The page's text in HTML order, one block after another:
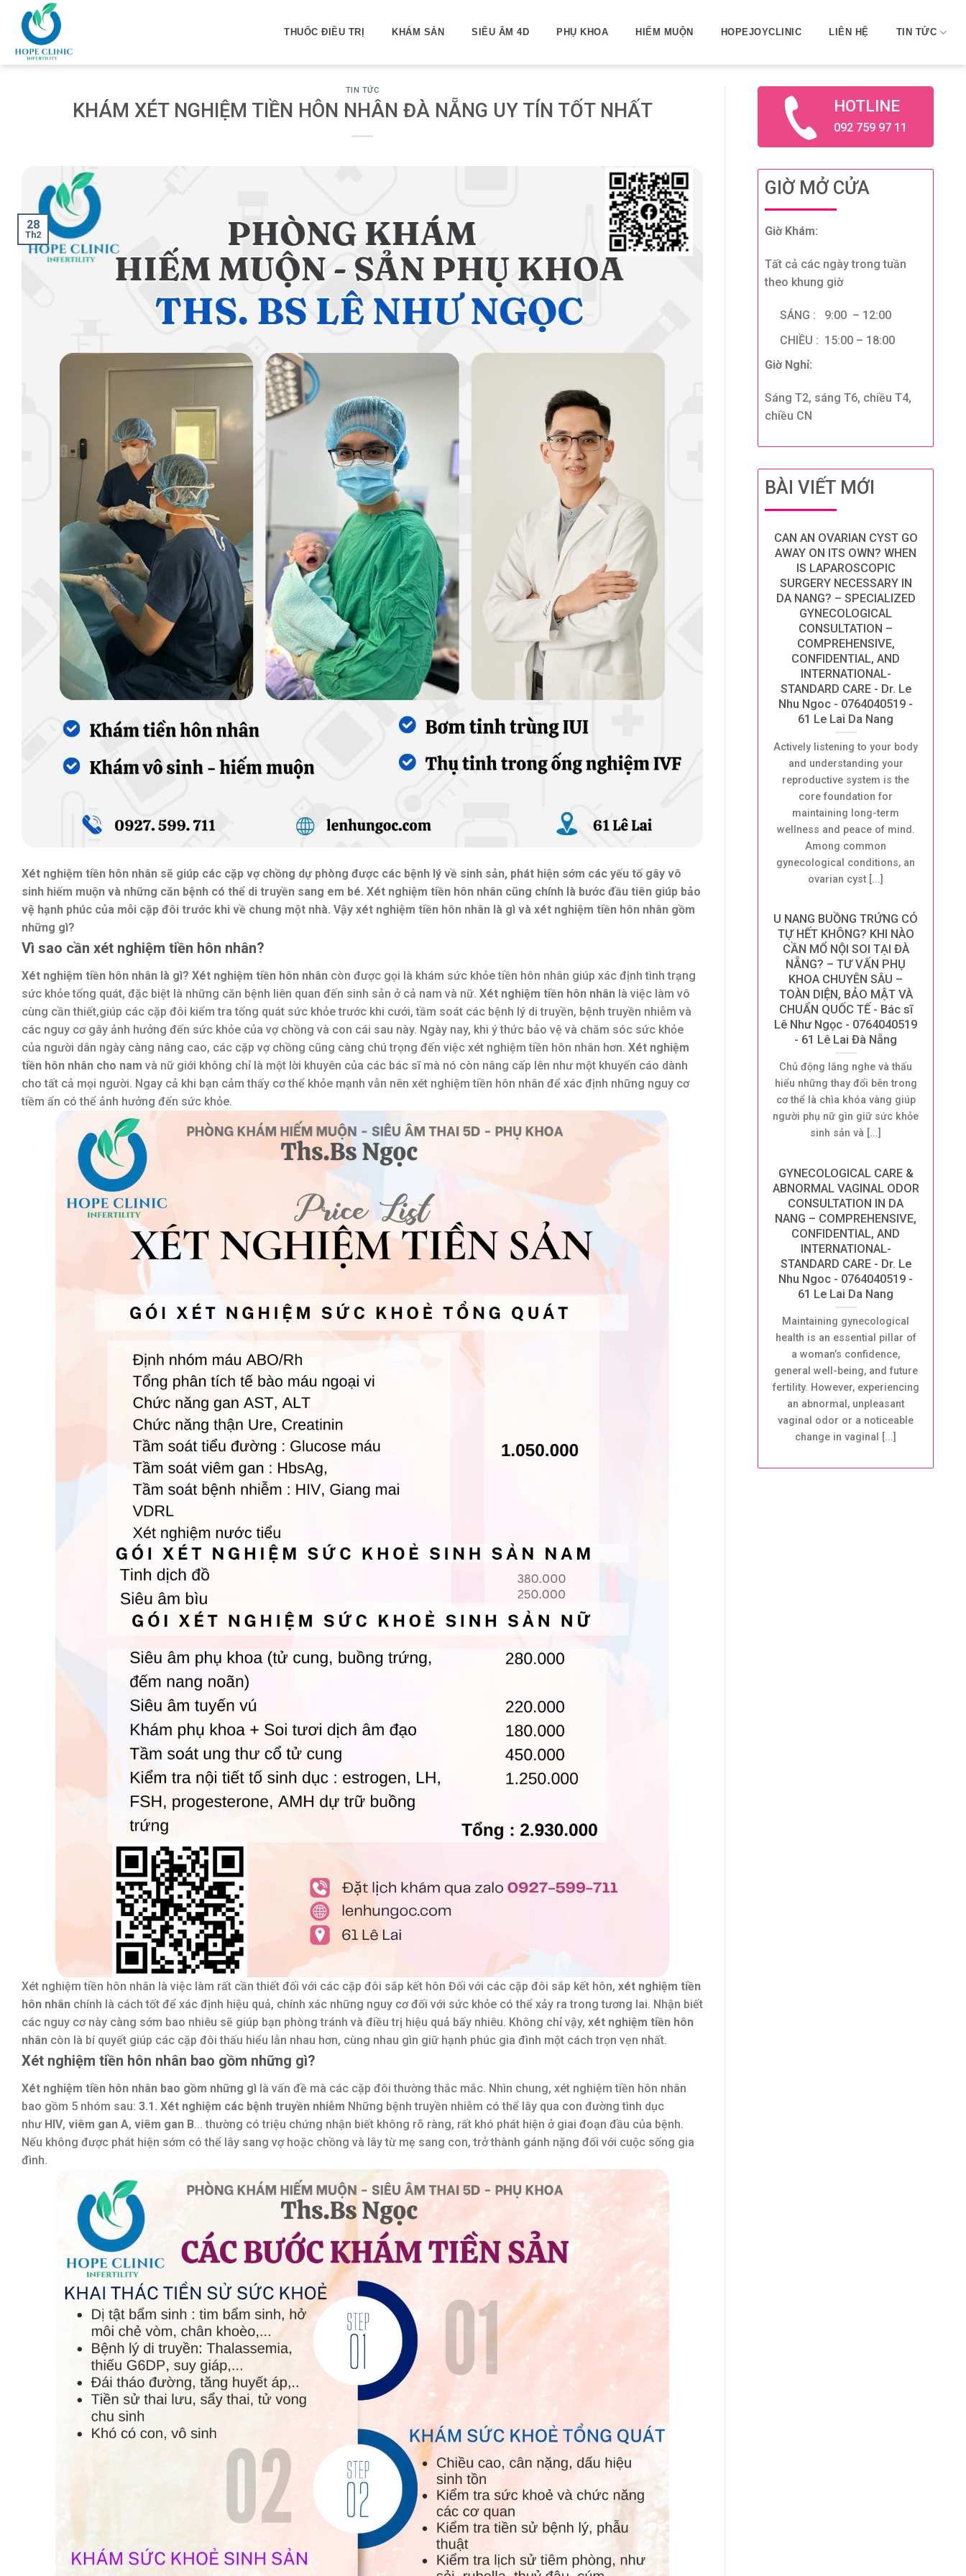
content
THUỐC ĐIỀU TRỊ KHÁM SẢN SIÊU ÂM 4D PHỤ KHOA HIẾM MUỘN HOPEJOYCLINIC LIÊN HỆ TIN TỨC
TIN TỨC
KHÁM XÉT NGHIỆM TIỀN HÔN NHÂN ĐÀ NẴNG UY TÍN TỐT NHẤT
28
Th2
Xét nghiệm tiền hôn nhân sẽ giúp các cặp vợ chồng dự phòng được các bệnh lý về sinh sản, phát hiện sớm các yếu tố gây vô
sinh hiếm muộn và những căn bệnh có thể di truyền sang em bé. Xét nghiệm tiền hôn nhân cũng chính là bước đầu tiên giúp bảo
vệ hạnh phúc của mỗi cặp đôi trước khi về chung một nhà. Vậy xét nghiệm tiền hôn nhân là gì và xét nghiệm tiền hôn nhân gồm
những gì?
Vì sao cần xét nghiệm tiền hôn nhân?
Xét nghiệm tiền hôn nhân là gì? Xét nghiệm tiền hôn nhân còn được gọi là khám sức khỏe tiền hôn nhân giúp xác định tình trạng
sức khỏe tổng quát, đặc biệt là những căn bệnh liên quan đến sinh sản ở cả nam và nữ. Xét nghiệm tiền hôn nhân là việc làm vô
cùng cần thiết,giúp các cặp đôi kiểm tra tổng quát sức khỏe trước khi cưới, tầm soát các bệnh lý di truyền, bệnh truyền nhiễm và
các nguy cơ gây ảnh hưởng đến sức khỏe của vợ chồng và con cái sau này. Ngày nay, khi ý thức bảo vệ và chăm sóc sức khỏe
của người dân ngày càng nâng cao, các cặp vợ chồng cũng càng chú trọng đến việc xét nghiệm tiền hôn nhân hơn. Xét nghiệm
tiền hôn nhân cho nam và nữ giới không chỉ là một lời khuyên của các bác sĩ mà nó còn nâng cấp lên như một khuyến cáo dành
cho tất cả mọi người. Ngay cả khi bạn cảm thấy cơ thể khỏe mạnh vẫn nên xét nghiệm tiền hôn nhân để xác định những nguy cơ
tiềm ẩn có thể ảnh hưởng đến sức khỏe.
Xét nghiệm tiền hôn nhân là việc làm rất cần thiết đối với các cặp đôi sắp kết hôn Đối với các cặp đôi sắp kết hôn, xét nghiệm tiền
hôn nhân chính là cách tốt để xác định hiệu quả, chính xác những nguy cơ đối với sức khỏe có thể xảy ra trong tương lai. Nhận biết
các nguy cơ này càng sớm bao nhiêu sẽ giúp bạn phòng tránh và điều trị hiệu quả bấy nhiêu. Không chỉ vậy, xét nghiệm tiền hôn
nhân còn là bí quyết giúp các cặp đôi thấu hiểu lẫn nhau hơn, cùng nhau gìn giữ hạnh phúc gia đình một cách trọn vẹn nhất.
Xét nghiệm tiền hôn nhân bao gồm những gì?
Xét nghiệm tiền hôn nhân bao gồm những gì là vấn đề mà các cặp đôi thường thắc mắc. Nhìn chung, xét nghiệm tiền hôn nhân
bao gồm 5 nhóm sau: 3.1. Xét nghiệm các bệnh truyền nhiễm Những bệnh truyền nhiễm có thể lây qua con đường tình dục
như HIV, viêm gan A, viêm gan B... thường có triệu chứng nhận biết không rõ ràng, rất khó phát hiện ở giai đoạn đầu của bệnh.
Nếu không được phát hiện sớm có thể lây sang vợ hoặc chồng và lây từ mẹ sang con, trở thành gánh nặng đối với cuộc sống gia
đình.
HOTLINE
092 759 97 11
GIỜ MỞ CỬA
Giờ Khám:
Tất cả các ngày trong tuần
theo khung giờ
SÁNG : 9:00 – 12:00
CHIỀU : 15:00 – 18:00
Giờ Nghỉ:
Sáng T2, sáng T6, chiều T4,
chiều CN
BÀI VIẾT MỚI
CAN AN OVARIAN CYST GO
AWAY ON ITS OWN? WHEN
IS LAPAROSCOPIC
SURGERY NECESSARY IN
DA NANG? – SPECIALIZED
GYNECOLOGICAL
CONSULTATION –
COMPREHENSIVE,
CONFIDENTIAL, AND
INTERNATIONAL-
STANDARD CARE - Dr. Le
Nhu Ngoc - 0764040519 -
61 Le Lai Da Nang
Actively listening to your body
and understanding your
reproductive system is the
core foundation for
maintaining long-term
wellness and peace of mind.
Among common
gynecological conditions, an
ovarian cyst [...]
U NANG BUỒNG TRỨNG CÓ
TỰ HẾT KHÔNG? KHI NÀO
CẦN MỔ NỘI SOI TẠI ĐÀ
NẴNG? – TƯ VẤN PHỤ
KHOA CHUYÊN SÂU –
TOÀN DIỆN, BẢO MẬT VÀ
CHUẨN QUỐC TẾ - Bác sĩ
Lê Như Ngọc - 0764040519
- 61 Lê Lai Đà Nẵng
Chủ động lắng nghe và thấu
hiểu những thay đổi bên trong
cơ thể là chìa khóa vàng giúp
người phụ nữ gìn giữ sức khỏe
sinh sản và [...]
GYNECOLOGICAL CARE &
ABNORMAL VAGINAL ODOR
CONSULTATION IN DA
NANG – COMPREHENSIVE,
CONFIDENTIAL, AND
INTERNATIONAL-
STANDARD CARE - Dr. Le
Nhu Ngoc - 0764040519 -
61 Le Lai Da Nang
Maintaining gynecological
health is an essential pillar of
a woman’s confidence,
general well-being, and future
fertility. However, experiencing
an abnormal, unpleasant
vaginal odor or a noticeable
change in vaginal [...]